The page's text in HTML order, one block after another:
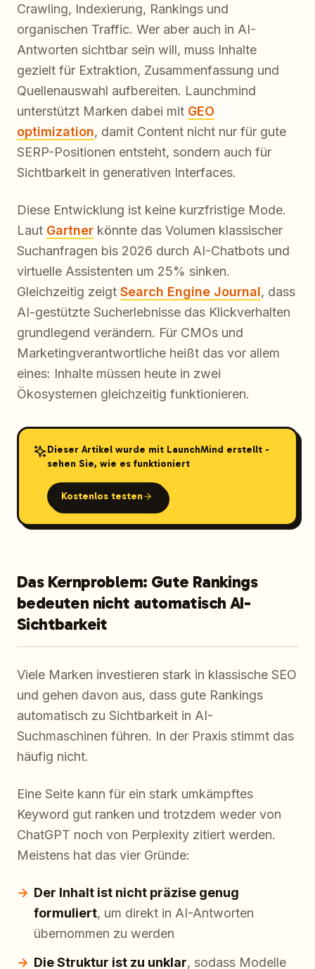
Crawling, Indexierung, Rankings und
organischen Traffic. Wer aber auch in AI-
Antworten sichtbar sein will, muss Inhalte
gezielt für Extraktion, Zusammenfassung und
Quellenauswahl aufbereiten. Launchmind
unterstützt Marken dabei mit GEO
optimization, damit Content nicht nur für gute
SERP-Positionen entsteht, sondern auch für
Sichtbarkeit in generativen Interfaces.
Diese Entwicklung ist keine kurzfristige Mode.
Laut Gartner könnte das Volumen klassischer
Suchanfragen bis 2026 durch AI-Chatbots und
virtuelle Assistenten um 25% sinken.
Gleichzeitig zeigt Search Engine Journal, dass
AI-gestützte Sucherlebnisse das Klickverhalten
grundlegend verändern. Für CMOs und
Marketingverantwortliche heißt das vor allem
eines: Inhalte müssen heute in zwei
Ökosystemen gleichzeitig funktionieren.
Dieser Artikel wurde mit LaunchMind erstellt -
sehen Sie, wie es funktioniert
Kostenlos testen
Das Kernproblem: Gute Rankings
bedeuten nicht automatisch AI-
Sichtbarkeit
Viele Marken investieren stark in klassische SEO
und gehen davon aus, dass gute Rankings
automatisch zu Sichtbarkeit in AI-
Suchmaschinen führen. In der Praxis stimmt das
häufig nicht.
Eine Seite kann für ein stark umkämpftes
Keyword gut ranken und trotzdem weder von
ChatGPT noch von Perplexity zitiert werden.
Meistens hat das vier Gründe:
Der Inhalt ist nicht präzise genug
formuliert, um direkt in AI-Antworten
übernommen zu werden
Die Struktur ist zu unklar, sodass Modelle